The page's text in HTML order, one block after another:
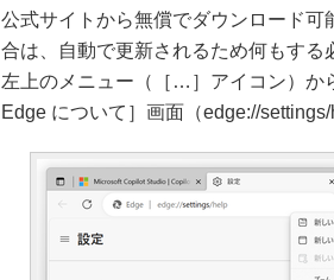
公式サイトから無償でダウンロード
合は、自動で更新されるため何もす
左上のメニュー（［…］アイコン）か
Edge について］画面（edge://